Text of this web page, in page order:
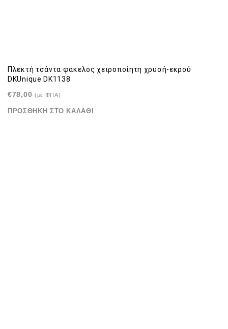
Πλεκτή τσάντα φάκελος χειροποίητη χρυσή-εκρού
DKUnique DK1138
€78,00 (με ΦΠΑ)
ΠΡΟΣΘΉΚΗ ΣΤΟ ΚΑΛΆΘΙ